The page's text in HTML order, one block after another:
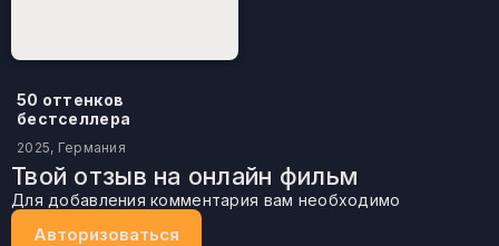
50 оттенков
бестселлера
2025, Германия
Твой отзыв на онлайн фильм
Для добавления комментария вам необходимо
Авторизоваться